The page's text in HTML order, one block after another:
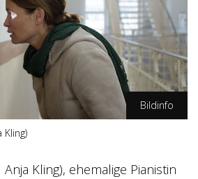
Bildinfo
Kling)
Anja Kling), ehemalige Pianistin